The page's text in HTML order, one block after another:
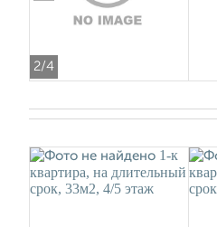
2/4